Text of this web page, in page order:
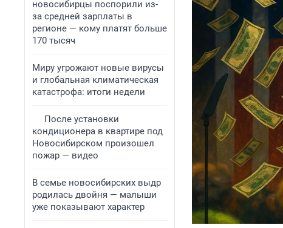
новосибирцы поспорили из-
за средней зарплаты в
регионе — кому платят больше
170 тысяч
Миру угрожают новые вирусы
и глобальная климатическая
катастрофа: итоги недели
После установки
кондиционера в квартире под
Новосибирском произошел
пожар — видео
В семье новосибирских выдр
родилась двойня — малыши
уже показывают характер